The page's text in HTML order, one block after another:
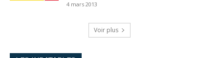
4 mars 2013
Voir plus